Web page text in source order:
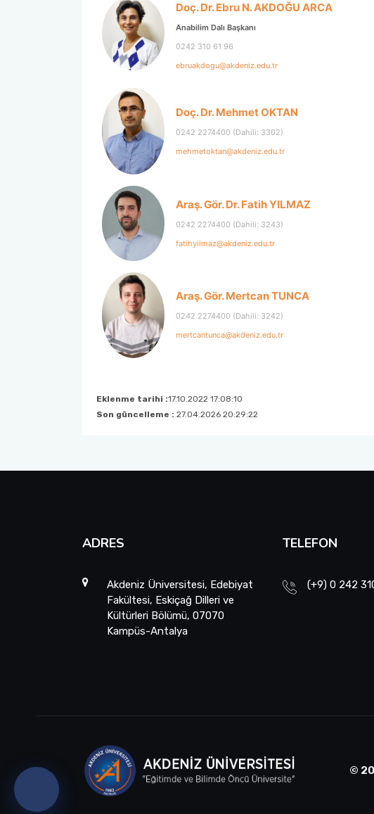
Doç. Dr. Ebru N. AKDOĞU ARCA
Anabilim Dalı Başkanı
0242 310 61 96
ebruakdogu@akdeniz.edu.tr
Doç. Dr. Mehmet OKTAN
0242 2274400 (Dahili: 3302)
mehmetoktan@akdeniz.edu.tr
Araş. Gör. Dr. Fatih YILMAZ
0242 2274400 (Dahili: 3243)
fatihyilmaz@akdeniz.edu.tr
Araş. Gör. Mertcan TUNCA
0242 2274400 (Dahili: 3242)
mertcantunca@akdeniz.edu.tr
Eklenme tarihi :17.10.2022 17:08:10
Son güncelleme : 27.04.2026 20:29:22
ADRES
Akdeniz Üniversitesi, Edebiyat
Fakültesi, Eskiçağ Dilleri ve
Kültürleri Bölümü, 07070
Kampüs-Antalya
TELEFON
(+9) 0 242
©